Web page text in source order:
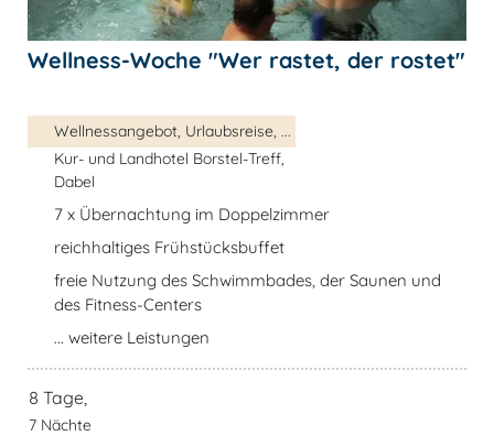
Wellness-Woche "Wer rastet, der rostet"
Wellnessangebot, Urlaubsreise, ...
Kur- und Landhotel Borstel-Treff,
Dabel
7 x Übernachtung im Doppelzimmer
reichhaltiges Frühstücksbuffet
freie Nutzung des Schwimmbades, der Saunen und
des Fitness-Centers
... weitere Leistungen
8 Tage,
7 Nächte